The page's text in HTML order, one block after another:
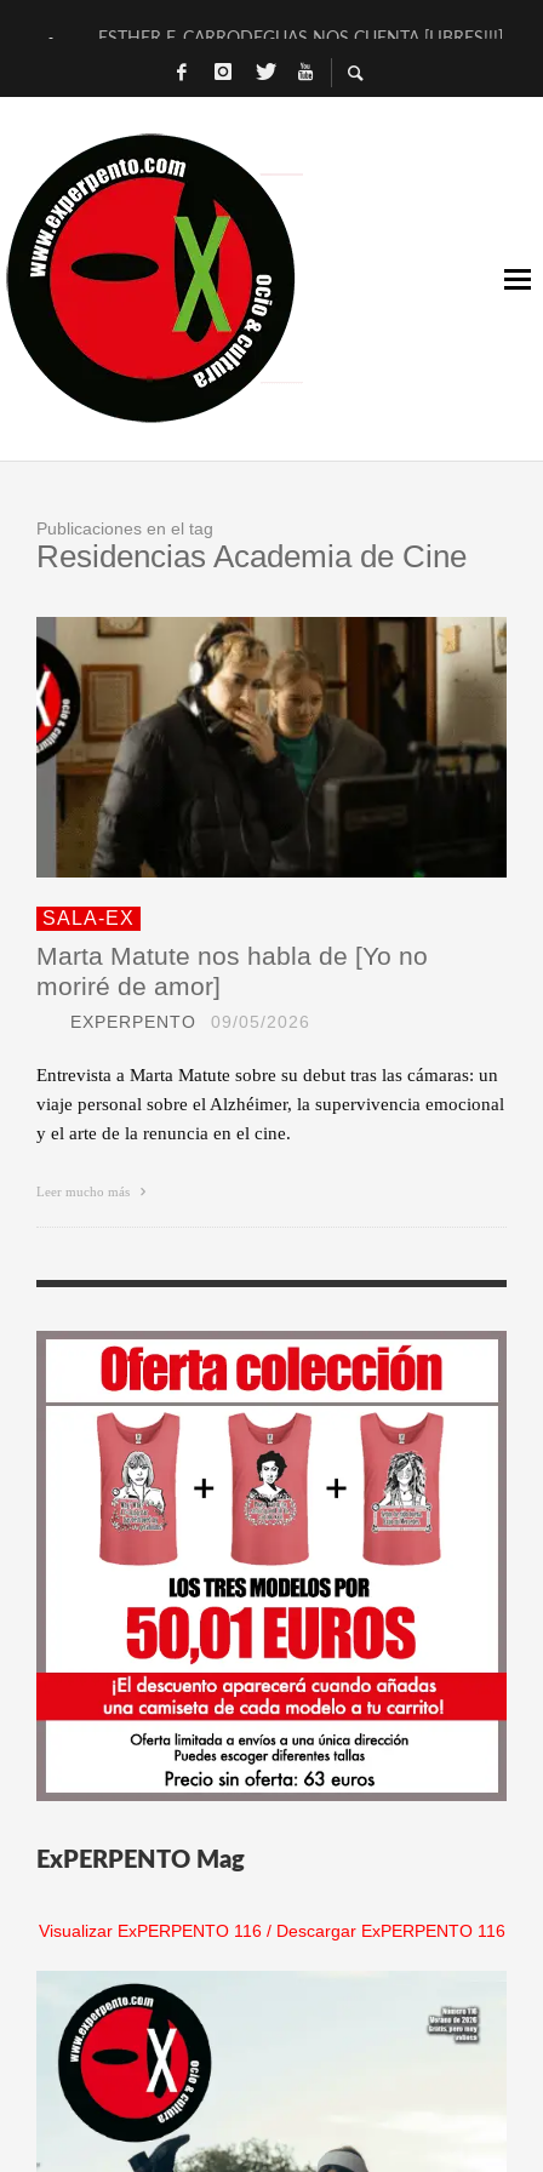
ESTHER F. CARRODEGUAS NOS CUENTA [LIBRES!!!]
[TERRA DE GUAPES] DE SANDRA MONFORT
TIMBRE 4, LA ESCUELA DEL DIRECTOR TEATRAL CLAUDIO
30 AÑOS (NO ES NADA) DE LA KATARSIS DEL TOMATAZO
MILITARES JUDÍAS EN #EXVITA
D’BALDOMEROS REINVENTAN [BITÁCORA 3.0] EN EXVITA
MARSHALL FLASH PRESENTA EN EXVITA [RELATIVA
JOFRE BARDAGÍ EN EXVITA INTERPRETANDO A SERRAT
Publicaciones en el tag
Residencias Academia de Cine
SALA-EX
Marta Matute nos habla de [Yo no
moriré de amor]
EXPERPENTO 09/05/2026
Entrevista a Marta Matute sobre su debut tras las cámaras: un
viaje personal sobre el Alzhéimer, la supervivencia emocional
y el arte de la renuncia en el cine.
Leer mucho más
ExPERPENTO Mag
Visualizar ExPERPENTO 116/ Descargar ExPERPENTO 116